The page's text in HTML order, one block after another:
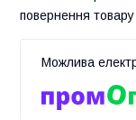
повернення